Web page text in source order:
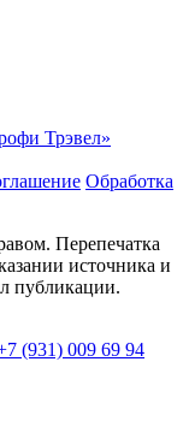
Трэвeл»
Обработка
Перепечатка
источника и
публикации.
(931) 009 69 94